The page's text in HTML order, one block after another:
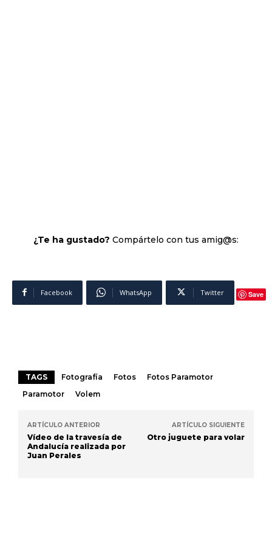
¿Te ha gustado? Compártelo con tus amig@s:
Facebook WhatsApp Twitter Save
TAGS Fotografía Fotos
Fotos Paramotor
Paramotor
Volem
ARTÍCULO ANTERIOR
Vídeo de la travesía de
Andalucía realizada por
Juan Perales
ARTÍCULO SIGUIENTE
Otro juguete para volar